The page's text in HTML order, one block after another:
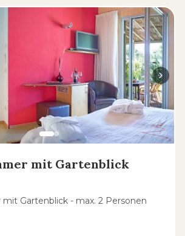
mit Gartenblick
Gartenblick - max. 2 Personen